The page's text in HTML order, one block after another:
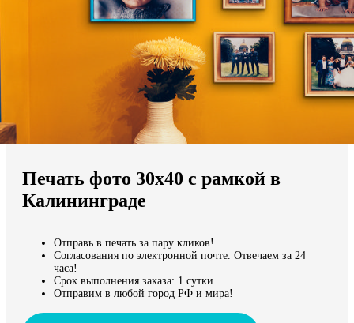
Мы доставляем по всему миру
Продолжить без города
Печать фото 30х40 с рамкой в
Калининграде
Отправь в печать за пару кликов!
Согласования по электронной почте. Отвечаем за 24
часа!
Срок выполнения заказа: 1 сутки
Отправим в любой город РФ и мира!